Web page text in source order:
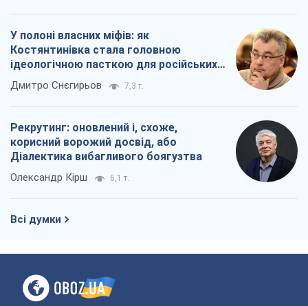
У полоні власних міфів: як
Костянтинівка стала головною
ідеологічною пасткою для російських
окупантів
Дмитро Снєгирьов 7,3 т.
Рекрутинг: оновлений і, схоже,
корисний ворожий досвід, або
Діалектика вибагливого боягузтва
Олександр Кірш 6,1 т.
Всі думки